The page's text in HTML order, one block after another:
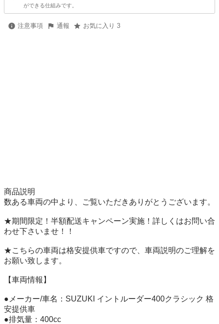
ができる仕組みです。
注意事項 通報 お気に入り 3
商品説明
数ある車両の中より、ご覧いただきありがとうございます。
★期間限定！半額配送キャンペーン実施！詳しくはお問い合
わせ下さいませ！！
★こちらの車両は格安提供車ですので、車両説明のご理解を
お願い致します。
【車両情報】
●メーカー/車名：SUZUKI イントルーダー400クラシック 格
安提供車
●排気量：400cc